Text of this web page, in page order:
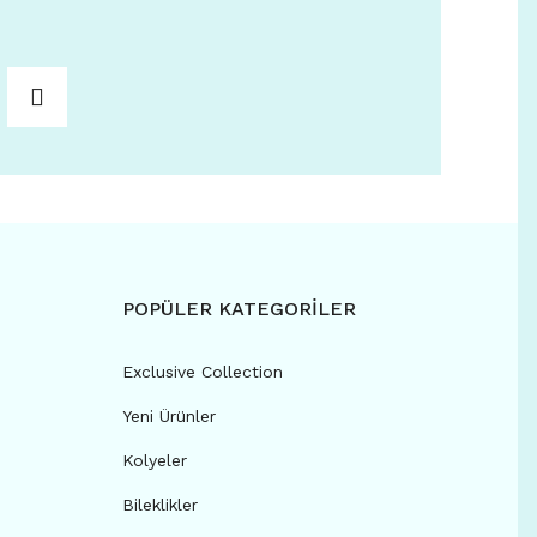
POPÜLER KATEGORİLER
Exclusive Collection
Yeni Ürünler
Kolyeler
Bileklikler